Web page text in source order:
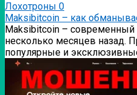
Лохотроны 0
Мaksibitcoin – как
Мaksibitcoin – современный
несколько месяцев назад.
популярные и